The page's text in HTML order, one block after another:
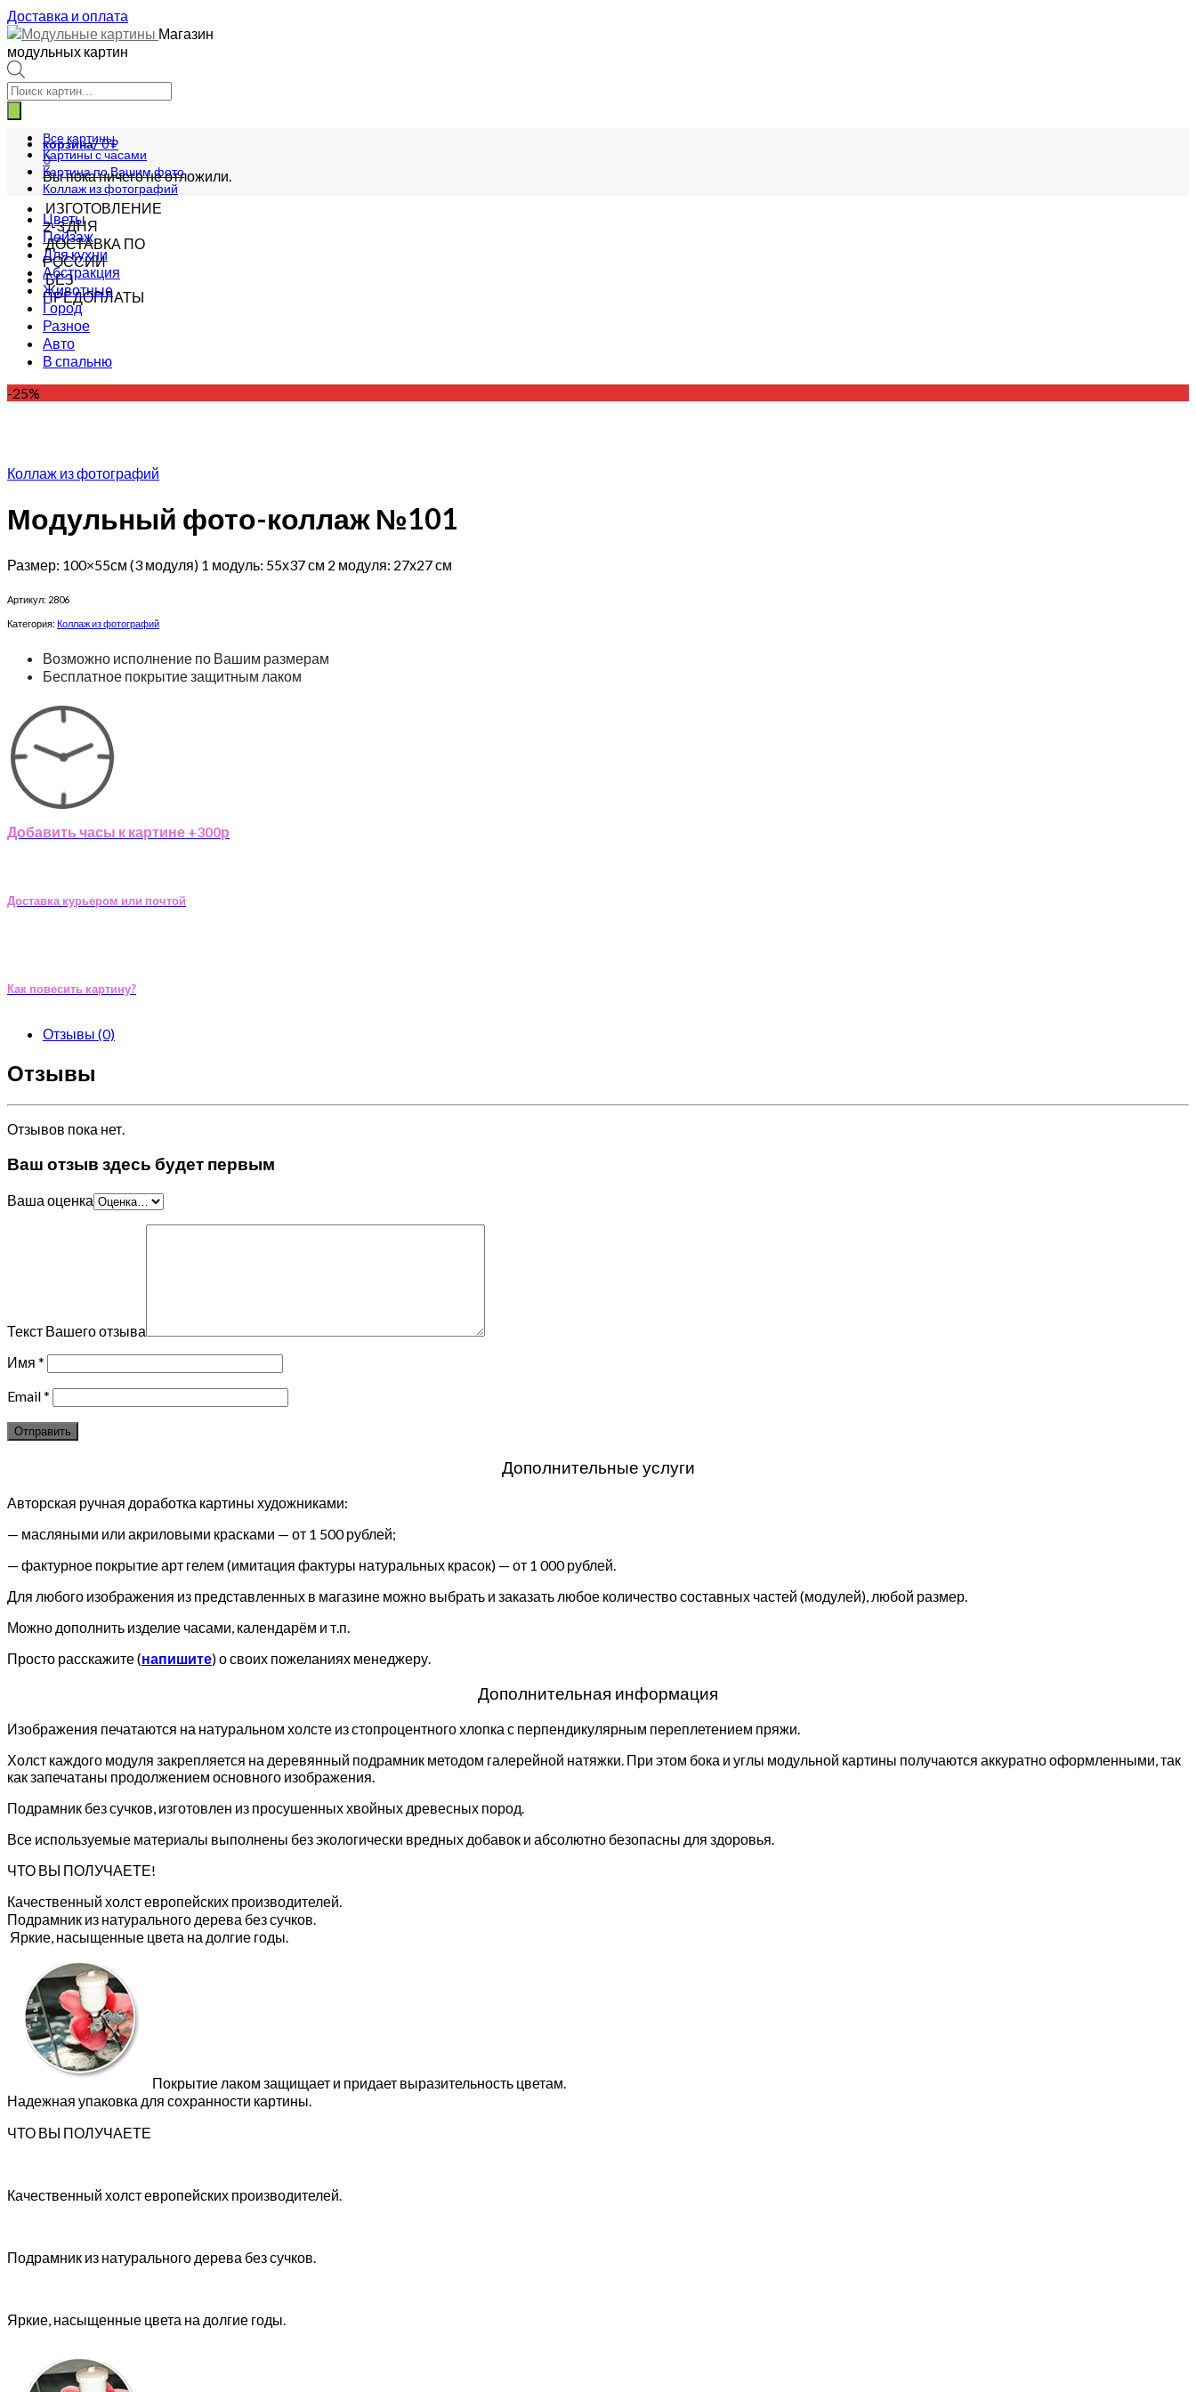
Доставка и оплата
Магазин
модульных картин
Поиск
товаров
корзина/0₽
0
Вы пока ничего не отложили.
ИЗГОТОВЛЕНИЕ
2-3 ДНЯ
ДОСТАВКА ПО
РОССИИ
БЕЗ
ПРЕДОПЛАТЫ
Все картины
Картины с часами
Картина по Вашим фото
Коллаж из фотографий
Цветы
Пейзаж
Для кухни
Абстракция
Животные
Город
Разное
Авто
В спальню
-25%
Коллаж из фотографий
Модульный фото-коллаж №101
Размер: 100×55см (3 модуля) 1 модуль: 55х37 см 2 модуля: 27х27 см
Артикул: 2806
Категория: Коллаж из фотографий
Возможно исполнение по Вашим размерам
Бесплатное покрытие защитным лаком
Добавить часы к картине +300р
Доставка курьером или почтой
Как повесить картину?
Отзывы (0)
Отзывы
Отзывов пока нет.
Ваш отзыв здесь будет первым
Ваша оценка
Текст Вашего отзыва
Имя *
Email*
Дополнительные услуги
Авторская ручная доработка картины художниками:
— масляными или акриловыми красками — от 1 500 рублей;
— фактурное покрытие арт гелем (имитация фактуры натуральных красок) — от 1 000 рублей.
Для любого изображения из представленных в магазине можно выбрать и заказать любое количество составных частей (модулей), любой размер.
Можно дополнить изделие часами, календарём и т.п.
Просто расскажите (напишите) о своих пожеланиях менеджеру.
Дополнительная информация
Изображения печатаются на натуральном холсте из стопроцентного хлопка с перпендикулярным переплетением пряжи.
Холст каждого модуля закрепляется на деревянный подрамник методом галерейной натяжки. При этом бока и углы модульной картины получаются аккуратно оформленными, так
как запечатаны продолжением основного изображения.
Подрамник без сучков, изготовлен из просушенных хвойных древесных пород.
Все используемые материалы выполнены без экологически вредных добавок и абсолютно безопасны для здоровья.
ЧТО ВЫ ПОЛУЧАЕТЕ!
Качественный холст европейских производителей.
Подрамник из натурального дерева без сучков.
Яркие, насыщенные цвета на долгие годы.
Покрытие лаком защищает и придает выразительность цветам.
Надежная упаковка для сохранности картины.
ЧТО ВЫ ПОЛУЧАЕТЕ
Качественный холст европейских производителей.
Подрамник из натурального дерева без сучков.
Яркие, насыщенные цвета на долгие годы.